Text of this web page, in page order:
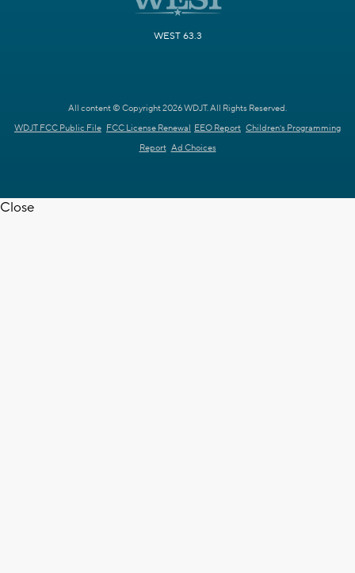
WEST 63.3
All content © Copyright 2026 WDJT. All Rights Reserved.
WDJT FCC Public File FCC License Renewal EEO Report Children's Programming
Report Ad Choices
Close